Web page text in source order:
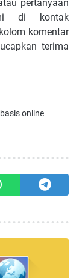
pertanyaan
di kontak
komentar
terima
online